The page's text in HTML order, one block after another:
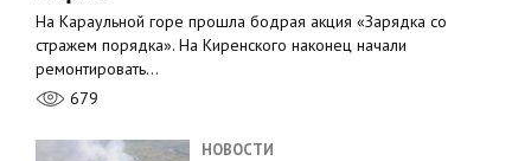
На Караульной горе прошла бодрая акция «Зарядка со
стражем порядка». На Киренского наконец начали
ремонтировать…
679
НОВОСТИ